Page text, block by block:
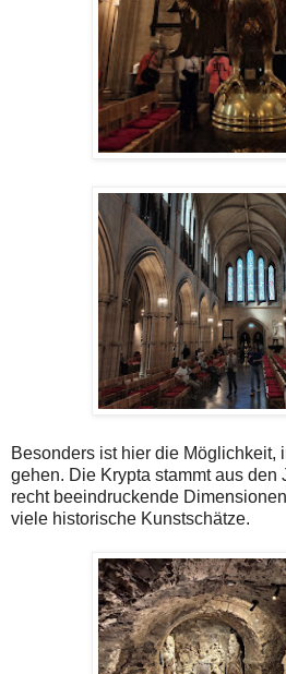
Besonders ist hier die Möglichkeit,
gehen. Die Krypta stammt aus den
recht beeindruckende
viele historische Kunstschätze.